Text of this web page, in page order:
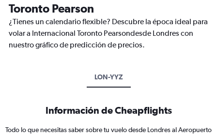
Toronto Pearson
¿Tienes un calendario flexible? Descubre la época ideal para
volar a Internacional Toronto Pearsondesde Londres con
nuestro gráfico de predicción de precios.
LON-YYZ
Información de Cheapflights
Todo lo que necesitas saber sobre tu vuelo desde Londres al Aeropuerto